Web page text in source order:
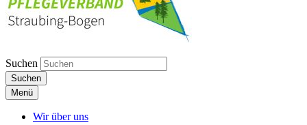
Suchen
Suchen
Menü
Wir über uns